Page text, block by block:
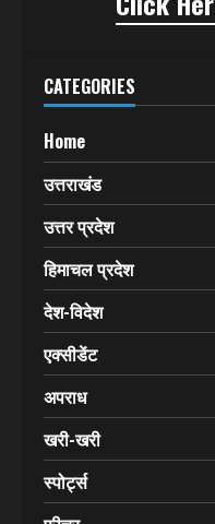
CATEGORIES
Home
उत्तराखंड
उत्तर प्रदेश
हिमाचल प्रदेश
देश-विदेश
एक्सीडेंट
अपराध
खरी-खरी
स्पोर्ट्स